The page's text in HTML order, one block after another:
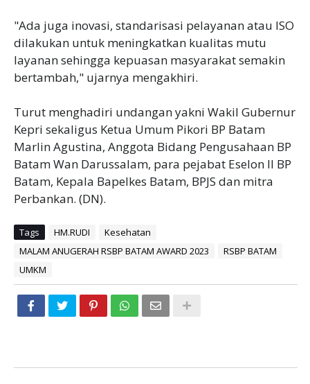
"Ada juga inovasi, standarisasi pelayanan atau ISO
dilakukan untuk meningkatkan kualitas mutu
layanan sehingga kepuasan masyarakat semakin
bertambah," ujarnya mengakhiri.
Turut menghadiri undangan yakni Wakil Gubernur
Kepri sekaligus Ketua Umum Pikori BP Batam
Marlin Agustina, Anggota Bidang Pengusahaan BP
Batam Wan Darussalam, para pejabat Eselon II BP
Batam, Kepala Bapelkes Batam, BPJS dan mitra
Perbankan. (DN).
Tags HM.RUDI
Kesehatan
MALAM ANUGERAH RSBP BATAM AWARD 2023
RSBP BATAM
UMKM